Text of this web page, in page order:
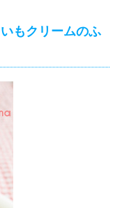
もクリームのふ